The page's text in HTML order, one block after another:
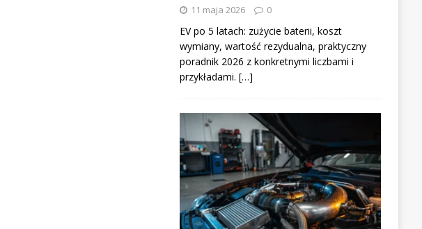
11 maja 2026 0
EV po 5 latach: zużycie baterii, koszt
wymiany, wartość rezydualna, praktyczny
poradnik 2026 z konkretnymi liczbami i
przykładami. […]